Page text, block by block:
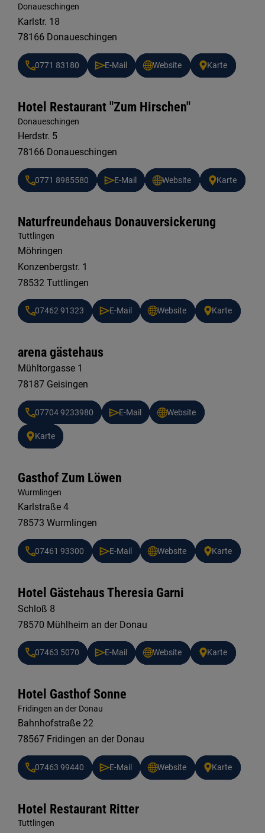
Donaueschingen
Karlstr. 18
78166 Donaueschingen
0771 83180 E-Mail Website Karte
Hotel Restaurant "Zum Hirschen"
Donaueschingen
Herdstr. 5
78166 Donaueschingen
0771 8985580 E-Mail Website Karte
Naturfreundehaus Donauversickerung
Tuttlingen
Möhringen
Konzenbergstr. 1
78532 Tuttlingen
07462 91323 E-Mail Website Karte
arena gästehaus
Mühltorgasse 1
78187 Geisingen
07704 9233980 E-Mail Website
Karte
Gasthof Zum Löwen
Wurmlingen
Karlstraße 4
78573 Wurmlingen
07461 93300 E-Mail Website Karte
Hotel Gästehaus Theresia Garni
Schloß 8
78570 Mühlheim an der Donau
07463 5070 E-Mail Website Karte
Hotel Gasthof Sonne
Fridingen an der Donau
Bahnhofstraße 22
78567 Fridingen an der Donau
07463 99440 E-Mail Website Karte
Hotel Restaurant Ritter
Tuttlingen